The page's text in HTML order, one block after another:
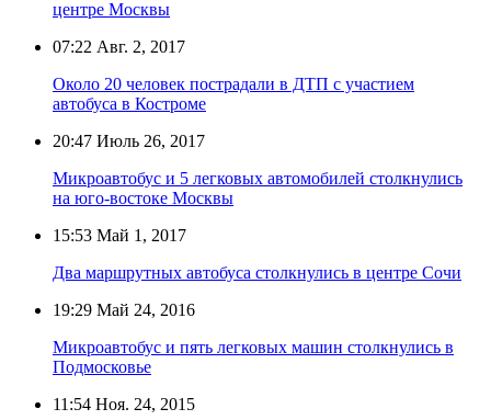
центре Москвы
07:22 Авг. 2, 2017
Около 20 человек пострадали в ДТП с участием
автобуса в Костроме
20:47 Июль 26, 2017
Микроавтобус и 5 легковых автомобилей столкнулись
на юго-востоке Москвы
15:53 Май 1, 2017
Два маршрутных автобуса столкнулись в центре Сочи
19:29 Май 24, 2016
Микроавтобус и пять легковых машин столкнулись в
Подмосковье
11:54 Ноя. 24, 2015